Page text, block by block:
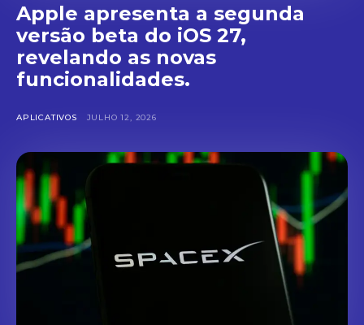
Apple apresenta a segunda
versão beta do iOS 27,
revelando as novas
funcionalidades.
APLICATIVOS JULHO 12, 2026